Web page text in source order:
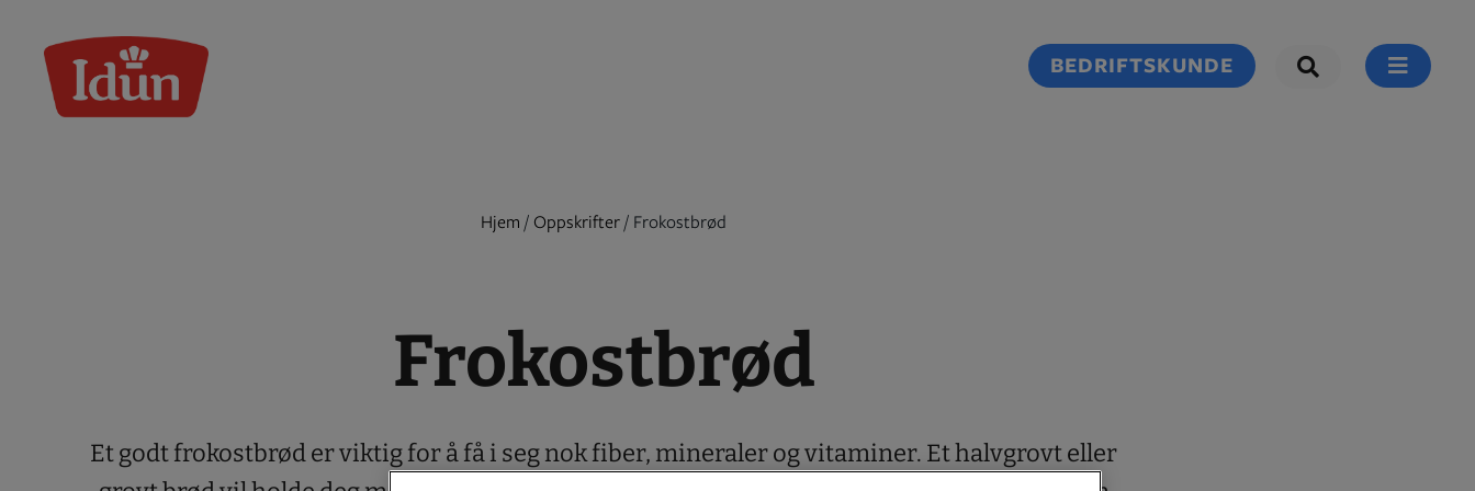
content
BEDRIFTSKUNDE
Hjem / Oppskrifter/ Frokostbrød
Frokostbrød
Et godt frokostbrød er viktig for å få i seg nok fiber, mineraler og vitaminer. Et halvgrovt eller